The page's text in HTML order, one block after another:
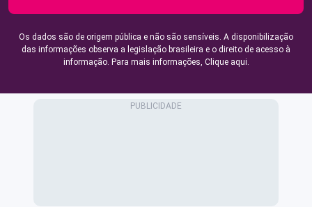
Os dados são de origem pública e não são sensíveis. A disponibilização
das informações observa a legislação brasileira e o direito de acesso à
informação. Para mais informações, Clique aqui.